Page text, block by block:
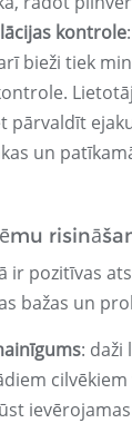
kontrole
bieži tiek
pārvaldīt
un
ir pozitīvas
bažas un
: daži